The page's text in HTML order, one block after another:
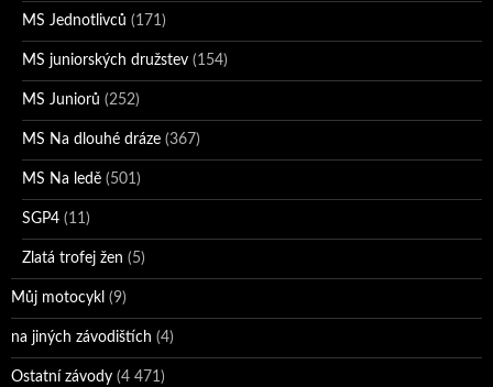
MS Jednotlivců (171)
MS juniorských družstev (154)
MS Juniorů (252)
MS Na dlouhé dráze (367)
MS Na ledě (501)
SGP4 (11)
Zlatá trofej žen (5)
Můj motocykl (9)
na jiných závodištích (4)
Ostatní závody (4 471)